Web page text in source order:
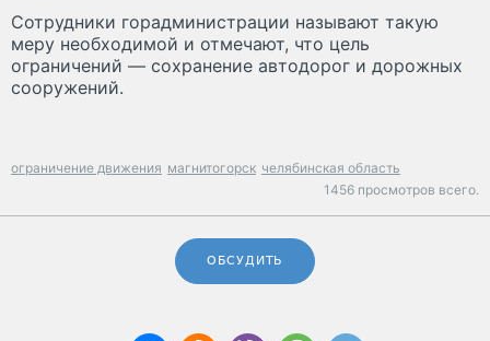
Сотрудники горадминистрации называют такую
меру необходимой и отмечают, что цель
ограничений — сохранение автодорог и дорожных
сооружений.
ограничение движения магнитогорск челябинская область
1456 просмотров всего.
ОБСУДИТЬ